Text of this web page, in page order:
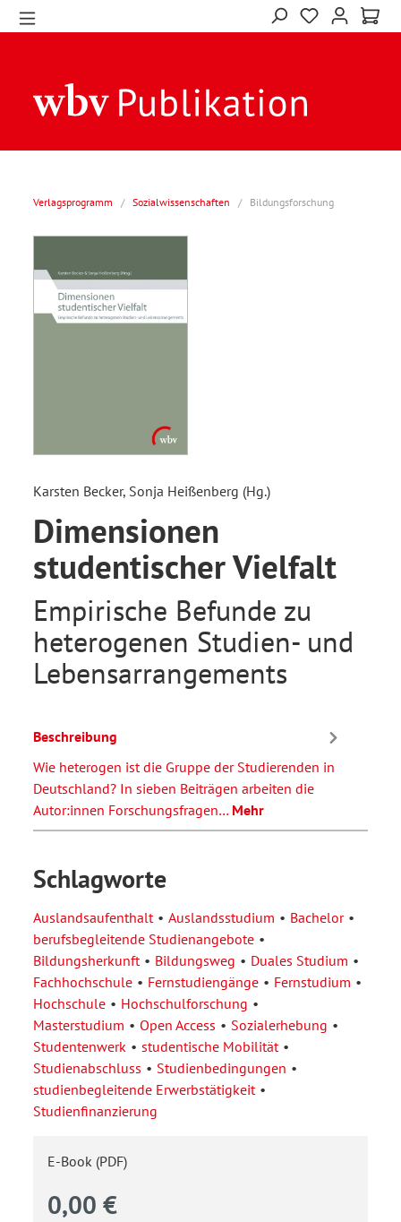
Verlagsprogramm / Sozialwissenschaften / Bildungsforschung
Karsten Becker, Sonja Heißenberg (Hg.)
Dimensionen
studentischer Vielfalt
Empirische Befunde zu
heterogenen Studien- und
Lebensarrangements
Beschreibung
Wie heterogen ist die Gruppe der Studierenden in
Deutschland? In sieben Beiträgen arbeiten die
Autor:innen Forschungsfragen… Mehr
Schlagworte
Auslandsaufenthalt Auslandsstudium
Bachelor
berufsbegleitende Studienangebote
Bildungsherkunft
Bildungsweg
Duales Studium
Fachhochschule
Fernstudiengänge
Fernstudium
Hochschule
Hochschulforschung
Masterstudium
Open Access
Sozialerhebung
Studentenwerk
studentische Mobilität
Studienabschluss
Studienbedingungen
studienbegleitende Erwerbstätigkeit
Studienfinanzierung
E-Book (PDF)
0,00 €